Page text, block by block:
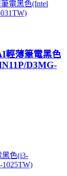
輕薄筆電黑色
D3MG-